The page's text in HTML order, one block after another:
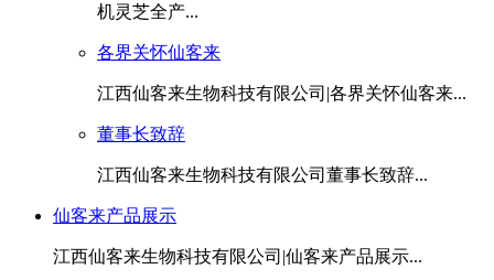
机灵芝全产...
各界关怀仙客来
江西仙客来生物科技有限公司|各界关怀仙客来...
董事长致辞
江西仙客来生物科技有限公司董事长致辞...
仙客来产品展示
江西仙客来生物科技有限公司|仙客来产品展示...